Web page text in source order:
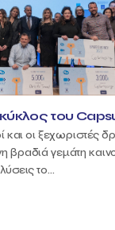
του
και οι ξεχωριστές
βραδιά γεμάτη
το...